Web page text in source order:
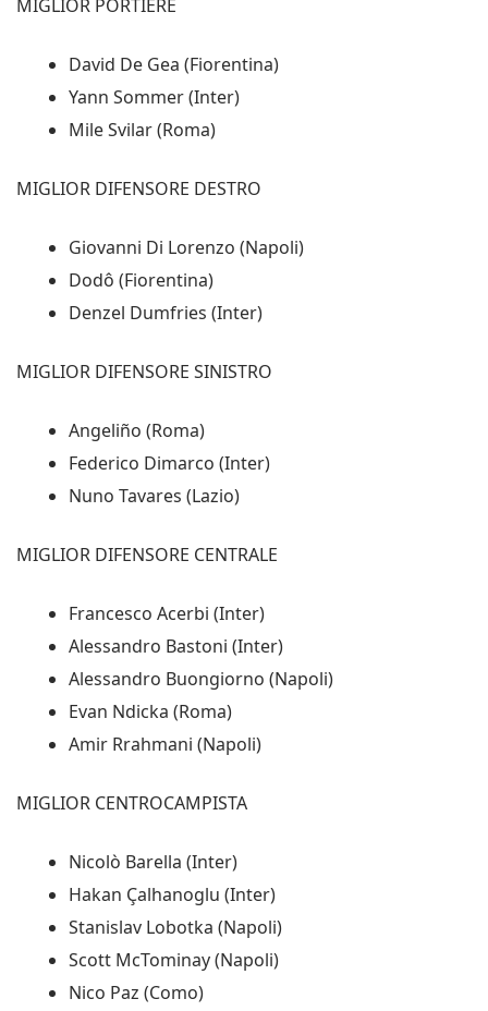
MIGLIOR PORTIERE
David De Gea (Fiorentina)
Yann Sommer (Inter)
Mile Svilar (Roma)
MIGLIOR DIFENSORE DESTRO
Giovanni Di Lorenzo (Napoli)
Dodô (Fiorentina)
Denzel Dumfries (Inter)
MIGLIOR DIFENSORE SINISTRO
Angeliño (Roma)
Federico Dimarco (Inter)
Nuno Tavares (Lazio)
MIGLIOR DIFENSORE CENTRALE
Francesco Acerbi (Inter)
Alessandro Bastoni (Inter)
Alessandro Buongiorno (Napoli)
Evan Ndicka (Roma)
Amir Rrahmani (Napoli)
MIGLIOR CENTROCAMPISTA
Nicolò Barella (Inter)
Hakan Çalhanoglu (Inter)
Stanislav Lobotka (Napoli)
Scott McTominay (Napoli)
Nico Paz (Como)